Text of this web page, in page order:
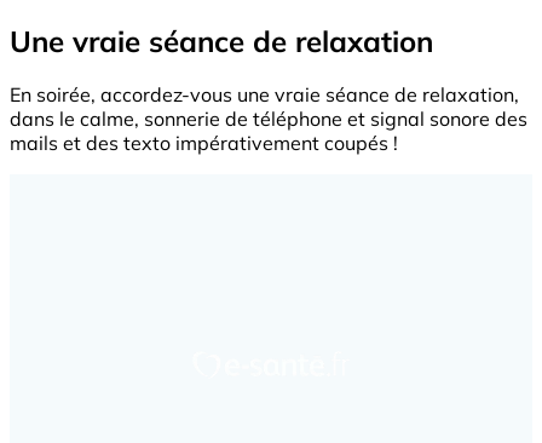
Une vraie séance de relaxation
En soirée, accordez-vous une vraie séance de relaxation,
dans le calme, sonnerie de téléphone et signal sonore des
mails et des texto impérativement coupés !